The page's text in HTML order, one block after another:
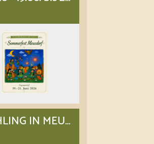
SCHLAGERFRÜHLING IN MEUSDORF – SEI DABEI!